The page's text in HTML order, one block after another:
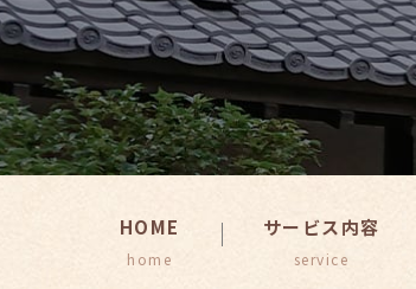
HOME サービス内容